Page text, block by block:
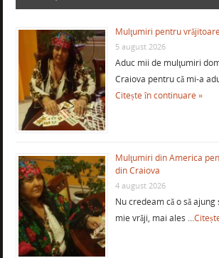
Mulţumiri pentru
5 august 2026
Aduc mii de mulţumiri
Craiova pentru că mi-a
Citește în continuare »
Mulţumiri din America
din Craiova
4 august 2026
Nu credeam că o să ajung
mie vrăji, mai ales …